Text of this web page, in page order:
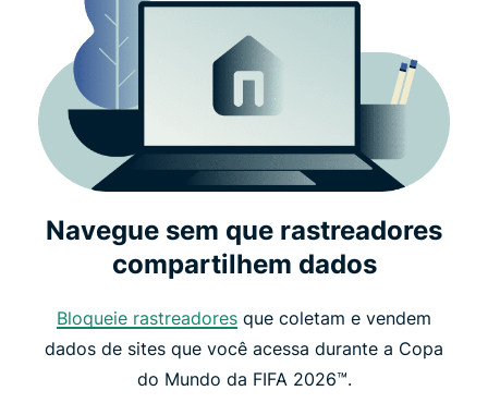
Navegue sem que rastreadores
compartilhem dados
Bloqueie rastreadores que coletam e vendem
dados de sites que você acessa durante a Copa
do Mundo da FIFA 2026™.